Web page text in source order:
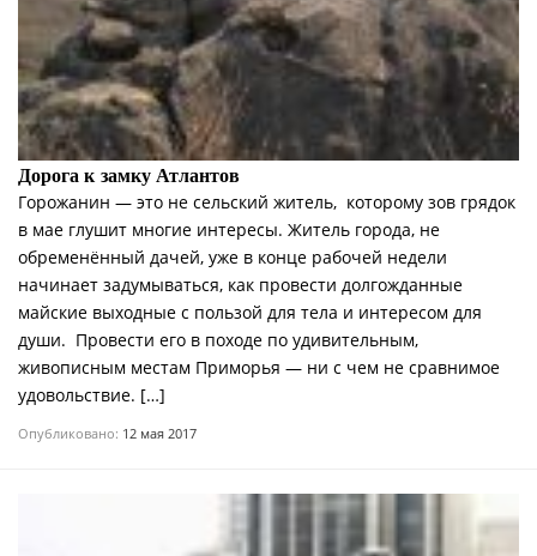
Дорога к замку Атлантов
Горожанин — это не сельский житель, которому зов грядок
в мае глушит многие интересы. Житель города, не
обременённый дачей, уже в конце рабочей недели
начинает задумываться, как провести долгожданные
майские выходные с пользой для тела и интересом для
души. Провести его в походе по удивительным,
живописным местам Приморья — ни с чем не сравнимое
удовольствие. […]
Опубликовано: 12 мая 2017